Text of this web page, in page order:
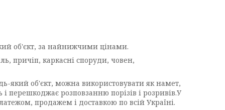
об'єкт, за найнижчими цінами.
причіп, каркасні споруди, човен,
який об'єкт, можна використовувати як намет,
перешкоджає розповзанню порізів і розривів.У
продажем і доставкою по всій Україні.